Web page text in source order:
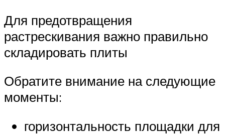
Для предотвращения
растрескивания важно правильно
складировать плиты
Обратите внимание на следующие
моменты:
горизонтальность площадки для